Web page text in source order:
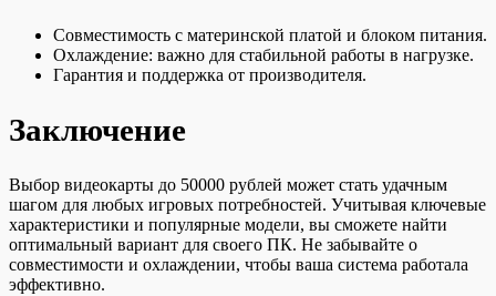
Совместимость с материнской платой и блоком питания.
Охлаждение: важно для стабильной работы в нагрузке.
Гарантия и поддержка от производителя.
Заключение
Выбор видеокарты до 50000 рублей может стать удачным
шагом для любых игровых потребностей. Учитывая ключевые
характеристики и популярные модели, вы сможете найти
оптимальный вариант для своего ПК. Не забывайте о
совместимости и охлаждении, чтобы ваша система работала
эффективно.